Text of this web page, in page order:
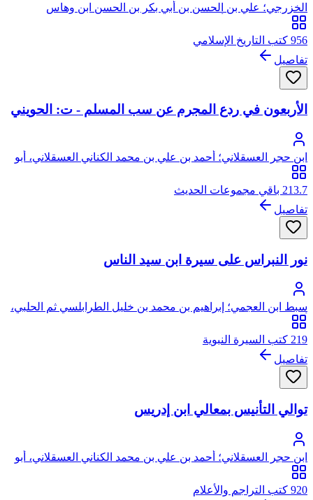
الخزرجي؛ علي بن الحسن بن أبي بكر بن الحسن ابن وهاس
الخزرجي الزبيدي، أبو الحسن موفق الدين
956 كتب التاريخ الإسلامي
تفاصيل
الأربعون في ردع المجرم عن سب المسلم - ت: الحويني
ابن حجر العسقلاني؛ أحمد بن علي بن محمد الكناني العسقلاني، أبو
الفضل، شهاب الدين، ابن حجر
213.7 باقي مجموعات الحديث
تفاصيل
نور النبراس على سيرة ابن سيد الناس
سبط ابن العجمي؛ إبراهيم بن محمد بن خليل الطرابلسي ثم الحلبي،
أبو الوفاء، برهان الدين
219 كتب السيرة النبوية
تفاصيل
توالي التأنيس بمعالي ابن إدريس
ابن حجر العسقلاني؛ أحمد بن علي بن محمد الكناني العسقلاني، أبو
الفضل، شهاب الدين، ابن حجر
920 كتب التراجم والأعلام